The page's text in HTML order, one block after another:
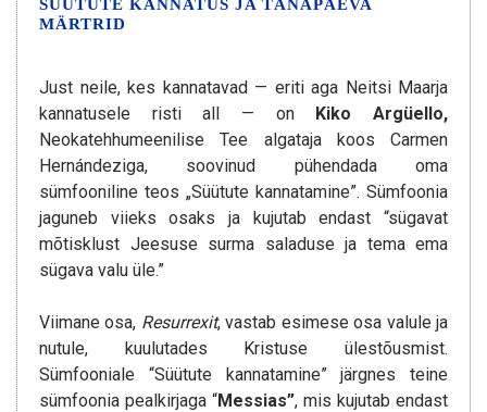
SÜÜTUTE KANNATUS JA TÄNAPÄEVA
MÄRTRID
Just neile, kes kannatavad — eriti aga Neitsi Maarja
kannatusele risti all — on Kiko Argüello,
Neokatehhumeenilise Tee algataja koos Carmen
Hernándeziga, soovinud pühendada oma
sümfooniline teos „Süütute kannatamine”. Sümfoonia
jaguneb viieks osaks ja kujutab endast “sügavat
mõtisklust Jeesuse surma saladuse ja tema ema
sügava valu üle.”
Viimane osa, Resurrexit, vastab esimese osa valule ja
nutule, kuulutades Kristuse ülestõusmist.
Sümfooniale “Süütute kannatamine” järgnes teine
sümfoonia pealkirjaga “Messias”, mis kujutab endast